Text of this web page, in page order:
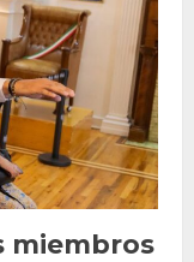
miembros